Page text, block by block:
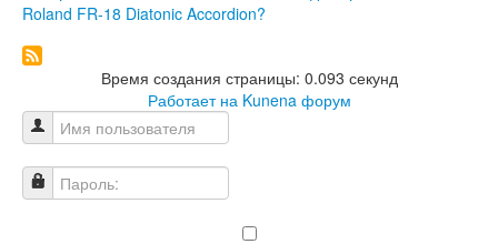
Roland FR-18 Diatonic Accordion?
Время создания страницы: 0.093 секунд
Работает на Kunena форум
Имя пользователя
Пароль: